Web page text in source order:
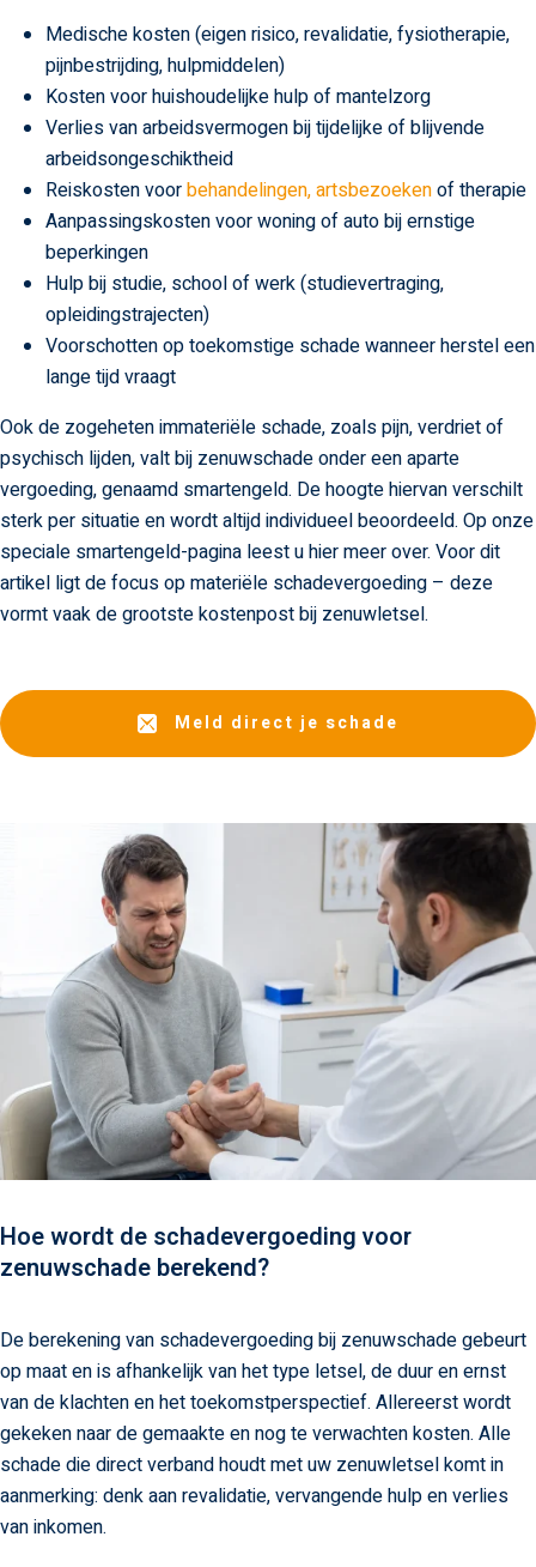
Medische kosten (eigen risico, revalidatie, fysiotherapie,
pijnbestrijding, hulpmiddelen)
Kosten voor huishoudelijke hulp of mantelzorg
Verlies van arbeidsvermogen bij tijdelijke of blijvende
arbeidsongeschiktheid
Reiskosten voorbehandelingen, artsbezoekenof therapie
Aanpassingskosten voor woning of auto bij ernstige
beperkingen
Hulp bij studie, school of werk (studievertraging,
opleidingstrajecten)
Voorschotten op toekomstige schade wanneer herstel een
lange tijd vraagt
Ook de zogeheten immateriële schade, zoals pijn, verdriet of
psychisch lijden, valt bij zenuwschade onder een aparte
vergoeding, genaamd smartengeld. De hoogte hiervan verschilt
sterk per situatie en wordt altijd individueel beoordeeld. Op onze
speciale smartengeld-pagina leest u hier meer over. Voor dit
artikel ligt de focus op materiële schadevergoeding – deze
vormt vaak de grootste kostenpost bij zenuwletsel.
Meld direct je schade
Hoe wordt de schadevergoeding voor
zenuwschade berekend?
De berekening van schadevergoeding bij zenuwschade gebeurt
op maat en is afhankelijk van het type letsel, de duur en ernst
van de klachten en het toekomstperspectief. Allereerst wordt
gekeken naar de gemaakte en nog te verwachten kosten. Alle
schade die direct verband houdt met uw zenuwletsel komt in
aanmerking: denk aan revalidatie, vervangende hulp en verlies
van inkomen.